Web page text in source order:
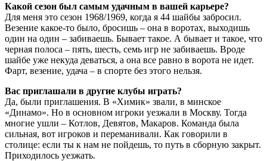
Какой сезон был самым удачным в вашей карьере?
Для меня это сезон 1968/1969, когда я 44 шайбы забросил.
Везение какое-то было, бросишь – она в воротах, выходишь
один на один – забиваешь. Бывает такое. А бывает и такое, что
черная полоса – пять, шесть, семь игр не забиваешь. Вроде
шайбе уже некуда деваться, а она все равно в ворота не идет.
Фарт, везение, удача – в спорте без этого нельзя.
Вас приглашали в другие клубы играть?
Да, были приглашения. В «Химик» звали, в минское
«Динамо». Но в основном игроки уезжали в Москву. Тогда
многие ушли – Котлов, Девятов, Макаров. Команда была
сильная, вот игроков и переманивали. Как говорили в
столице: если ты к нам не пойдешь, то путь в сборную закрыт.
Приходилось уезжать.